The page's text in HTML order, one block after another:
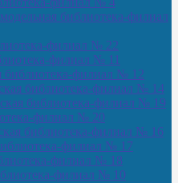
библиотека-филиал
филиал № 22
филиал № 11
библиотека-филиал № 12
библиотека-филиал № 14
библиотека-филиал № 19
филиал № 20
библиотека-филиал № 16
филиал № 17
филиал № 18
филиал № 10